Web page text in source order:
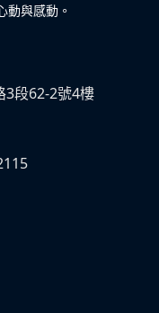
動與感動。
3段62-2號4樓